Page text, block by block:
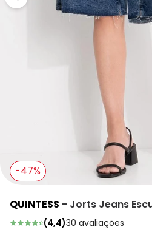
-47%
QUINTESS - Jorts Jeans
(4,4)30 avaliações